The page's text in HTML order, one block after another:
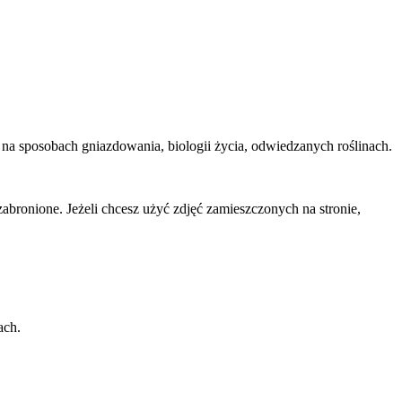
sposobach gniazdowania, biologii życia, odwiedzanych roślinach.
Jeżeli chcesz użyć zdjęć zamieszczonych na stronie,